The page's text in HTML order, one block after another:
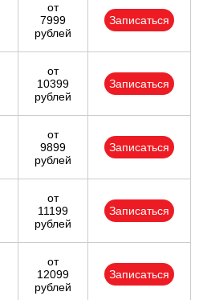
от
7999
рублей
Записаться
от
10399
рублей
Записаться
от
9899
рублей
Записаться
от
11199
рублей
Записаться
от
12099
рублей
Записаться